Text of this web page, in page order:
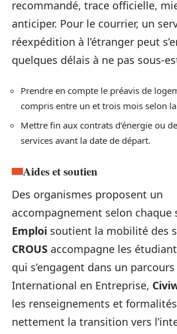
recommandé, trace officielle,
anticiper. Pour le courrier, un
réexpédition à l’étranger peut
quelques délais à ne pas sous-
Prendre en compte le préavis de
compris entre un et trois mois selon
Mettre fin aux contrats d’énergie ou
services avant la date de départ.
Aides et soutien
Des organismes proposent un
accompagnement selon chaque
Emploi soutient la mobilité des
CROUS accompagne les
qui s’engagent dans un
International en Entreprise,
les renseignements et
nettement la transition vers